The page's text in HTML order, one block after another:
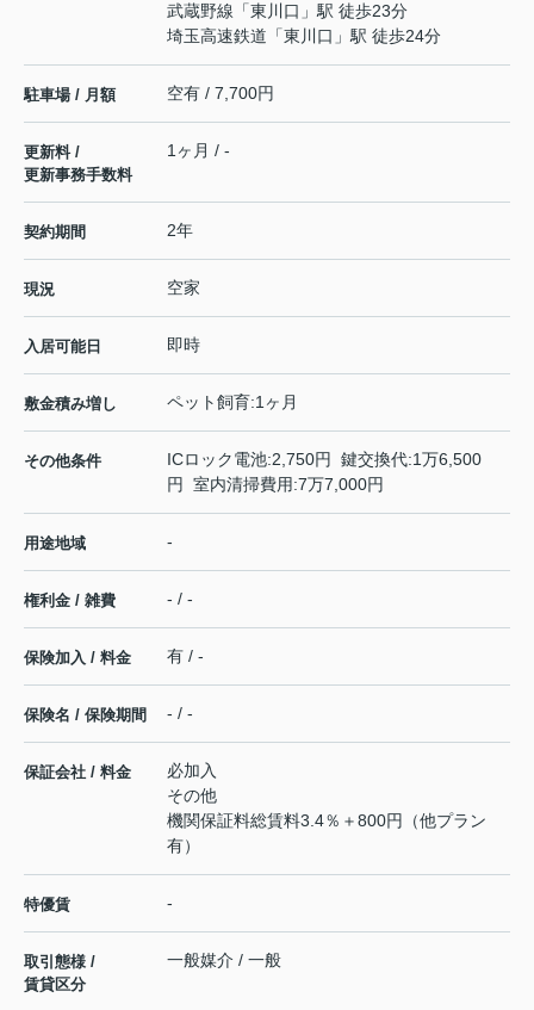
武蔵野線 「東川口 」駅 徒歩23分
埼玉高速鉄道 「東川口 」駅 徒歩24分
駐車場 / 月額 空有 / 7,700円
更新料 /
更新事務手数料
1ヶ月 / -
契約期間 2年
現況 空家
入居可能日 即時
敷金積み増し ペット飼育:1ヶ月
その他条件
ICロック電池:2,750円 鍵交換代:1万6,500
円 室内清掃費用:7万7,000円
用途地域 -
権利金 / 雑費 - / -
保険加入 / 料金 有 / -
保険名 / 保険期間 - / -
保証会社 / 料金
必加入
その他
機関保証料総賃料3.4％＋800円（他プラン
有）
特優賃 -
取引態様 /
賃貸区分
一般媒介 / 一般